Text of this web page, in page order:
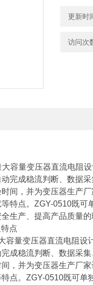
更新时
访问次
容量变压器直流电阻
完成稳流判断、数据
间，并为变压器生产
特点。ZGY-0510既
生产、提高产品质量
点
容量变压器直流电阻
成稳流判断、数据采
，并为变压器生产厂
点。ZGY-0510既可